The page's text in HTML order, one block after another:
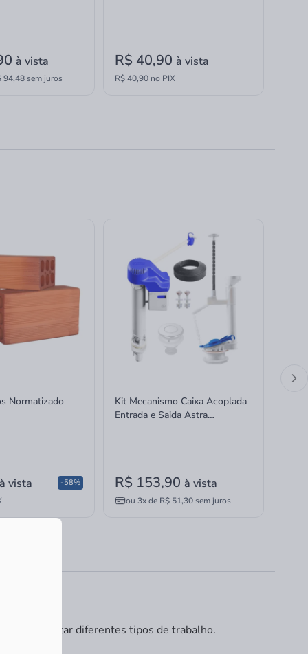
à vista
94,48sem juros
R$ 40,90à vista
R$ 40,90 no PIX
Normatizado
vista -58%
Kit Mecanismo Caixa Acoplada
Entrada e Saida Astra
R$ 153,90à vista
ou 3xde R$ 51,30sem juros
executar diferentes tipos de trabalho.